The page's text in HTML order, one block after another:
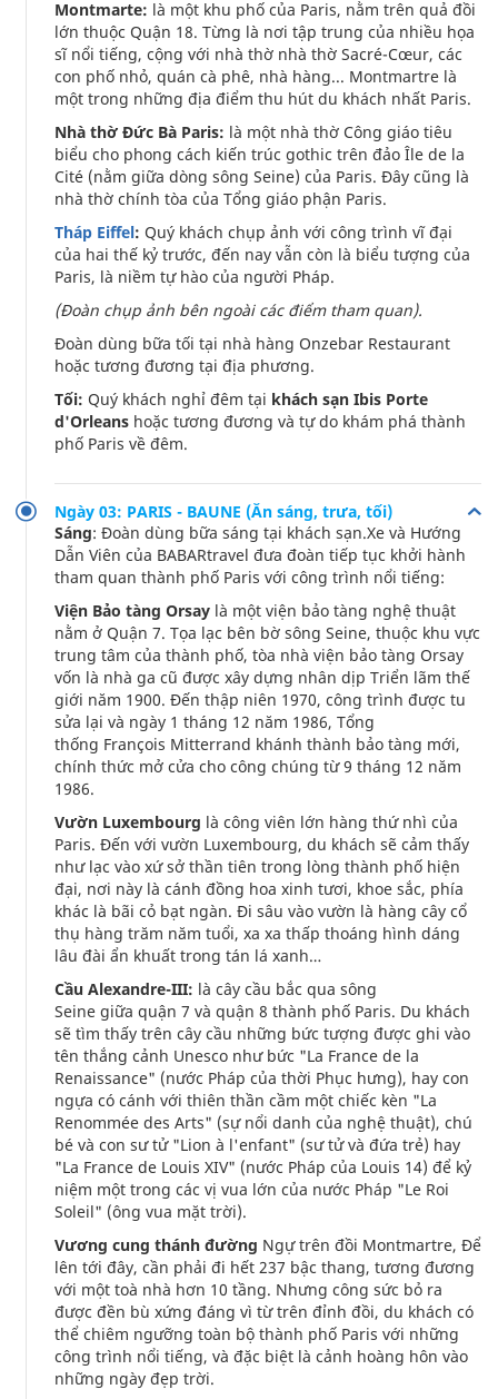
Montmarte: là một khu phố của Paris, nằm trên quả đồi
lớn thuộc Quận 18. Từng là nơi tập trung của nhiều họa
sĩ nổi tiếng, cộng với nhà thờ nhà thờ Sacré-Cœur, các
con phố nhỏ, quán cà phê, nhà hàng... Montmartre là
một trong những địa điểm thu hút du khách nhất Paris.
Nhà thờ Đức Bà Paris: là một nhà thờ Công giáo tiêu
biểu cho phong cách kiến trúc gothic trên đảo Île de la
Cité (nằm giữa dòng sông Seine) của Paris. Đây cũng là
nhà thờ chính tòa của Tổng giáo phận Paris.
Tháp Eiffel: Quý khách chụp ảnh với công trình vĩ đại
của hai thế kỷ trước, đến nay vẫn còn là biểu tượng của
Paris, là niềm tự hào của người Pháp.
(Đoàn chụp ảnh bên ngoài các điểm tham quan).
Đoàn dùng bữa tối tại nhà hàng Onzebar Restaurant
hoặc tương đương tại địa phương.
Tối: Quý khách nghỉ đêm tại khách sạn Ibis Porte
d'Orleans hoặc tương đương và tự do khám phá thành
phố Paris về đêm.
Ngày 03: PARIS - BAUNE (Ăn sáng, trưa, tối)
Sáng: Đoàn dùng bữa sáng tại khách sạn.Xe và Hướng
Dẫn Viên của BABARtravel đưa đoàn tiếp tục khởi hành
tham quan thành phố Paris với công trình nổi tiếng:
Viện Bảo tàng Orsay là một viện bảo tàng nghệ thuật
nằm ở Quận 7. Tọa lạc bên bờ sông Seine, thuộc khu vực
trung tâm của thành phố, tòa nhà viện bảo tàng Orsay
vốn là nhà ga cũ được xây dựng nhân dịp Triển lãm thế
giới năm 1900. Đến thập niên 1970, công trình được tu
sửa lại và ngày 1 tháng 12 năm 1986, Tổng
thống François Mitterrand khánh thành bảo tàng mới,
chính thức mở cửa cho công chúng từ 9 tháng 12 năm
1986.
Vườn Luxembourg là công viên lớn hàng thứ nhì của
Paris. Đến với vườn Luxembourg, du khách sẽ cảm thấy
như lạc vào xứ sở thần tiên trong lòng thành phố hiện
đại, nơi này là cánh đồng hoa xinh tươi, khoe sắc, phía
khác là bãi cỏ bạt ngàn. Đi sâu vào vườn là hàng cây cổ
thụ hàng trăm năm tuổi, xa xa thấp thoáng hình dáng
lâu đài ẩn khuất trong tán lá xanh…
Cầu Alexandre-III: là cây cầu bắc qua sông
Seine giữa quận 7 và quận 8 thành phố Paris. Du khách
sẽ tìm thấy trên cây cầu những bức tượng được ghi vào
tên thắng cảnh Unesco như bức "La France de la
Renaissance" (nước Pháp của thời Phục hưng), hay con
ngựa có cánh với thiên thần cầm một chiếc kèn "La
Renommée des Arts" (sự nổi danh của nghệ thuật), chú
bé và con sư tử "Lion à l'enfant" (sư tử và đứa trẻ) hay
"La France de Louis XIV" (nước Pháp của Louis 14) để kỷ
niệm một trong các vị vua lớn của nước Pháp "Le Roi
Soleil" (ông vua mặt trời).
Vương cung thánh đường Ngự trên đồi Montmartre, Để
lên tới đây, cần phải đi hết 237 bậc thang, tương đương
với một toà nhà hơn 10 tầng. Nhưng công sức bỏ ra
được đền bù xứng đáng vì từ trên đỉnh đồi, du khách có
thể chiêm ngưỡng toàn bộ thành phố Paris với những
công trình nổi tiếng, và đặc biệt là cảnh hoàng hôn vào
những ngày đẹp trời.